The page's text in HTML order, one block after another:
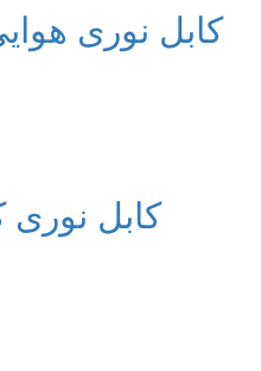
کابل نوری
کابل نوری